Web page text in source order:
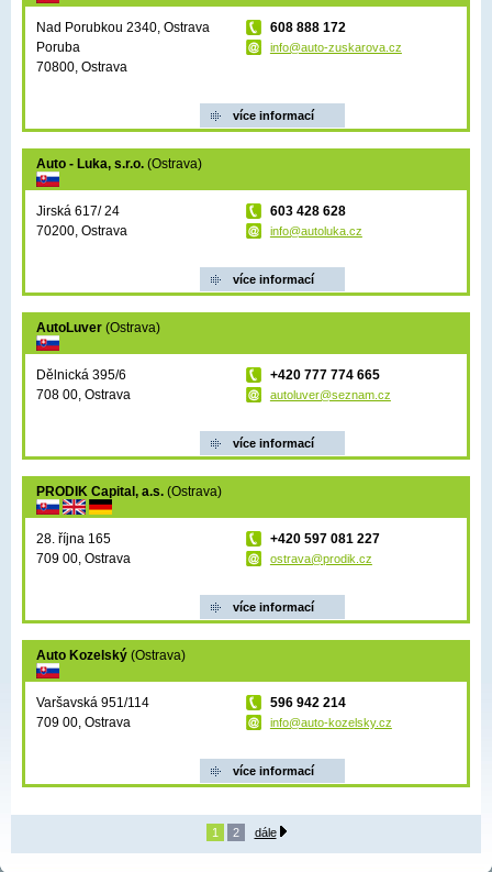
Nad Porubkou 2340, Ostrava
Poruba
70800, Ostrava
608 888 172
info@auto-zuskarova.cz
více informací
Auto - Luka, s.r.o. (Ostrava)
Jirská 617/ 24
70200, Ostrava
603 428 628
info@autoluka.cz
více informací
AutoLuver (Ostrava)
Dělnická 395/6
708 00, Ostrava
+420 777 774 665
autoluver@seznam.cz
více informací
PRODIK Capital, a.s. (Ostrava)
28. října 165
709 00, Ostrava
+420 597 081 227
ostrava@prodik.cz
více informací
Auto Kozelský (Ostrava)
Varšavská 951/114
709 00, Ostrava
596 942 214
info@auto-kozelsky.cz
více informací
1 2 dále